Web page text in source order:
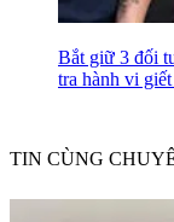
Bắt giữ 3 đối
tra hành vi
TIN CÙNG